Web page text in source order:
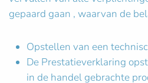
gepaard gaan , waarvan de
Opstellen van een
De Prestatieverklaring
in de handel gebrachte